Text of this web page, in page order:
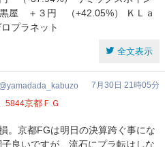
＋３円 （+42.05%） ＫＬａ
プラネット
全文表示
yamadada_kabuzo
7月30日 21時05分
5844京都ＦＧ
。京都FGは明日の決算跨ぐ事にな
良いですが、流石にプラ転はしな